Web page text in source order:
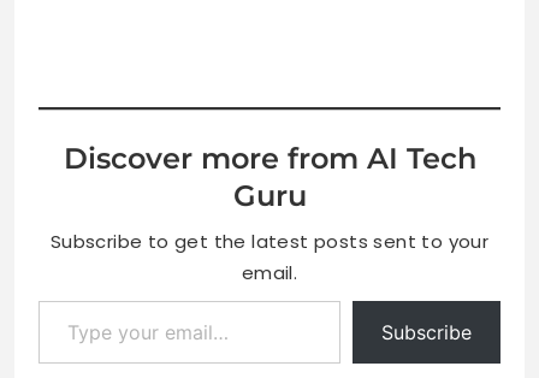
Discover more from AI Tech
Guru
Subscribe to get the latest posts sent to your
email.
Type your email…
Subscribe